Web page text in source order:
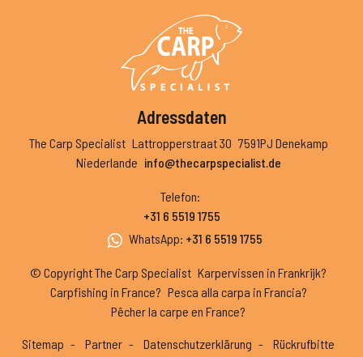
Adressdaten
The Carp Specialist Lattropperstraat 30 7591PJ Denekamp
Niederlande info@thecarpspecialist.de
Telefon:
+31 6 5519 1755
WhatsApp: +31 6 5519 1755
© Copyright The Carp Specialist Karpervissen in Frankrijk?
Carpfishing in France? Pesca alla carpa in Francia?
Pêcher la carpe en France?
Sitemap Partner Datenschutzerklärung
Rückrufbitte